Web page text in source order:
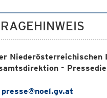
Niederösterreichischen
-
presse@noel.gv.at